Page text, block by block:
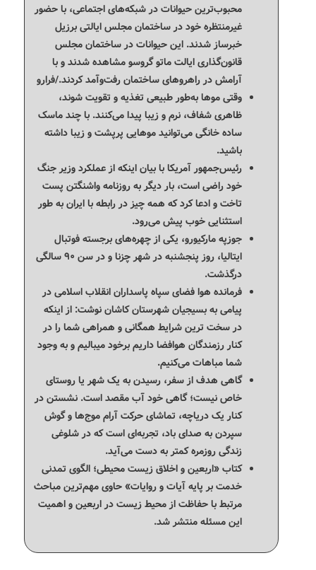
محبوب‌ترین حیوانات در شبکه‌های اجتماعی، با حضور
غیرمنتظره خود در ساختمان مجلس ایالتی برزیل
خبرساز شدند. این حیوانات در ساختمان مجلس
قانون‌گذاری ایالت ماتو گروسو مشاهده شدند و با
آرامش در راهروهای ساختمان رفت‌وآمد کردند./فرارو
وقتی موها به‌طور طبیعی تغذیه و تقویت شوند،
ظاهری شفاف، نرم و زیبا پیدا می‌کنند. با چند ماسک
ساده خانگی می‌توانید موهایی پرپشت و زیبا داشته
باشید.
رئیس‌جمهور آمریکا با بیان اینکه از عملکرد وزیر جنگ
خود راضی است، بار دیگر به روزنامه واشنگتن پست
تاخت و ادعا کرد که همه چیز در رابطه با ایران به طور
استثنایی خوب پیش می‌رود.
جوزپه مارکیورو، یکی از چهره‌های برجسته فوتبال
ایتالیا، روز پنجشنبه در شهر چزنا و در سن ۹۰ سالگی
درگذشت.
فرمانده هوا فضای سپاه پاسداران انقلاب اسلامی در
پیامی به بسیجیان شهرستان کاشان نوشت: از اینکه
در سخت ترین شرایط همگانی و همراهی شما را در
کنار رزمندگان هوافضا داریم برخود میبالیم و به وجود
شما مباهات می‌کنیم.
گاهی هدف از سفر، رسیدن به یک شهر یا روستای
خاص نیست؛ گاهی خود آب مقصد است. نشستن در
کنار یک دریاچه، تماشای حرکت آرام موج‌ها و گوش
سپردن به صدای باد، تجربه‌ای است که در شلوغی
زندگی روزمره کمتر به دست می‌آید.
کتاب «اربعین و اخلاق زیست محیطی؛ الگوی تمدنی
خدمت بر پایه آیات و روایات» حاوی مهم‌ترین مباحث
مرتبط با حفاظت از محیط زیست در اربعین و اهمیت
این مسئله منتشر شد.